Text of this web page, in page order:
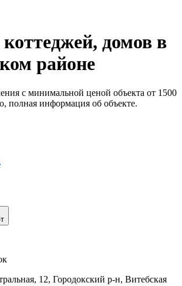
домов в
районе
с минимальной ценой объекта от 1500
полная информация об объекте.
12, Городокский р-н, Витебская